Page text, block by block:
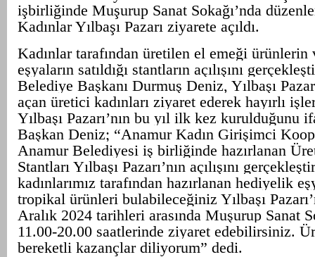
işbirliğinde Muşurup Sanat Sokağı’nda
Kadınlar Yılbaşı Pazarı ziyarete açıldı.
Kadınlar tarafından üretilen el emeği
eşyaların satıldığı stantların açılışını
Belediye Başkanı Durmuş Deniz, Yılbaşı
açan üretici kadınları ziyaret ederek hayırlı
Yılbaşı Pazarı’nın bu yıl ilk kez kurulduğunu
Başkan Deniz; “Anamur Kadın Girişimci
Anamur Belediyesi iş birliğinde hazırlanan
Stantları Yılbaşı Pazarı’nın açılışını
kadınlarımız tarafından hazırlanan hediyelik
tropikal ürünleri bulabileceğiniz Yılbaşı
Aralık 2024 tarihleri arasında Muşurup Sanat
11.00-20.00 saatlerinde ziyaret edebilirsiniz.
bereketli kazançlar diliyorum” dedi.